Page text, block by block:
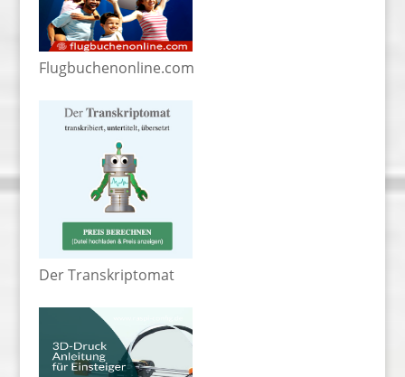
Flugbuchenonline.com
Der Transkriptomat